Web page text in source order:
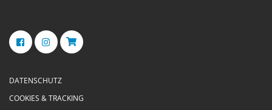
DATENSCHUTZ
COOKIES & TRACKING